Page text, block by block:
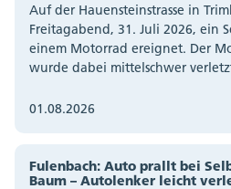
Auf der Hauensteinstrasse in
Freitagabend, 31. Juli 2026, ein
einem Motorrad ereignet. Der
wurde dabei mittelschwer
01.08.2026
Fulenbach: Auto prallt bei
Baum – Autolenker leicht